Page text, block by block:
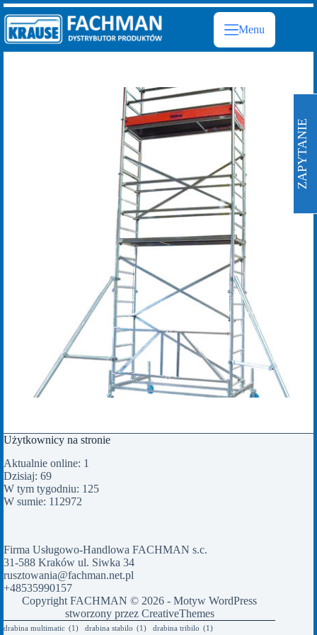
Przejdź
do
treści
Menu
Użytkownicy na stronie
Aktualnie online: 1
Dzisiaj: 69
W tym tygodniu: 125
W sumie: 112972
Firma Usługowo-Handlowa FACHMAN s.c.
31-588 Kraków ul. Siwka 34
rusztowania@fachman.net.pl
+48535990157
Copyright FACHMAN © 2026 - Motyw WordPress
stworzony przez CreativeThemes
drabina multimatic (1) drabina stabilo (1) drabina tribilo (1)
ZAPYTANIE